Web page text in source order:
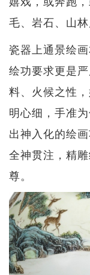
毛、岩石、山
瓷器上通景绘
绘功要求更是
料、火候之性
明心细，手准
出神入化的绘
全神贯注，精
尊。